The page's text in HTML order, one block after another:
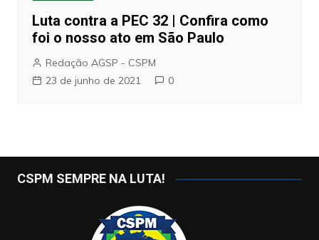
Luta contra a PEC 32 | Confira como
foi o nosso ato em São Paulo
Redação AGSP - CSPM
23 de junho de 2021
0
CSPM SEMPRE NA LUTA!